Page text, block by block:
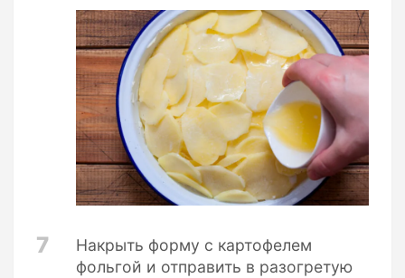
7
Накрыть форму с картофелем
фольгой и отправить в разогретую